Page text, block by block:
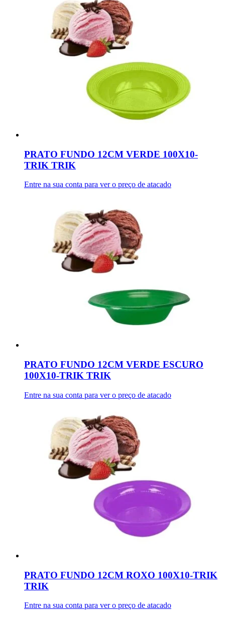
PRATO FUNDO 12CM VERDE 100X10-
TRIK TRIK
Entre na sua conta para ver o preço de atacado
PRATO FUNDO 12CM VERDE ESCURO
100X10-TRIK TRIK
Entre na sua conta para ver o preço de atacado
PRATO FUNDO 12CM ROXO 100X10-TRIK
TRIK
Entre na sua conta para ver o preço de atacado